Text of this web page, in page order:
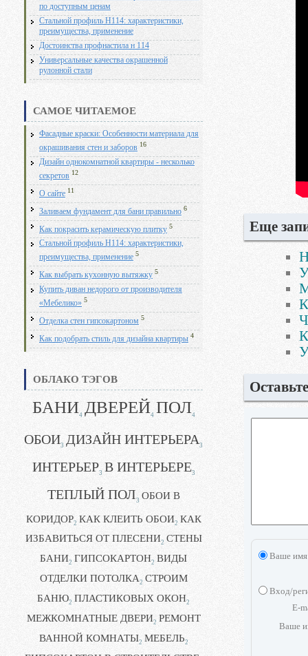
по доступным ценам
Стальной профиль Н114: характеристики,
преимущества, применение
Достоинства профнастила н 114
Универсальные качества окрашенной
рулонной стали
САМОЕ ЧИТАЕМОЕ
Фасадные краски: Особенности материала для
окрашивания стен и заборов 16
Дизайн однокомнатной квартиры - несколько
секретов 12
О сайте 11
Заливаем фундамент для бани правильно 6
Как покрасить керамическую плитку 5
Стальной профиль Н114: характеристики,
преимущества, применение 5
Как выбрать кухонную вытяжку 5
Купить диван недорого от производителя
«Мебелико» 5
Отделка стен гипсокартоном 5
Как подобрать стиль для дизайна квартиры 4
ОБЛАКО ТЭГОВ
БАНИ4 ДВЕРЕЙ4 ПОЛ4
ОБОИ3 ДИЗАЙН ИНТЕРЬЕРА3
ИНТЕРЬЕР3 В ИНТЕРЬЕРЕ3
ТЕПЛЫЙ ПОЛ3 ОБОИ В
КОРИДОР2 КАК КЛЕИТЬ ОБОИ2 КАК
ИЗБАВИТЬСЯ ОТ ПЛЕСЕНИ2 СТЕНЫ
БАНИ2 ГИПСОКАРТОН2 ВИДЫ
ОТДЕЛКИ ПОТОЛКА2 СТРОИМ
БАНЮ2 ПЛАСТИКОВЫХ ОКОН2
МЕЖКОМНАТНЫЕ ДВЕРИ2 РЕМОНТ
ВАННОЙ КОМНАТЫ2 МЕБЕЛЬ2
Еще
Ваше имя
Вход/
E-
Ваше